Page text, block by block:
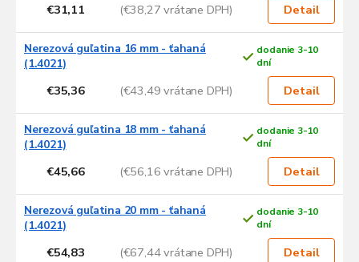
€31,11 (€38,27 vrátane DPH) Detail
Nerezová guľatina 16 mm - ťahaná
(1.4021)
dodanie 3-10
dní
€35,36 (€43,49 vrátane DPH) Detail
Nerezová guľatina 18 mm - ťahaná
(1.4021)
dodanie 3-10
dní
€45,66 (€56,16 vrátane DPH) Detail
Nerezová guľatina 20 mm - ťahaná
(1.4021)
dodanie 3-10
dní
€54,83 (€67,44 vrátane DPH) Detail